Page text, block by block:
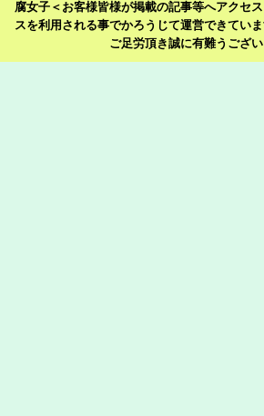
腐女子＜お客様皆様が掲載の記事等へアクセ
スを利用される事でかろうじて運営できてい
ご足労頂き誠に有難うござい